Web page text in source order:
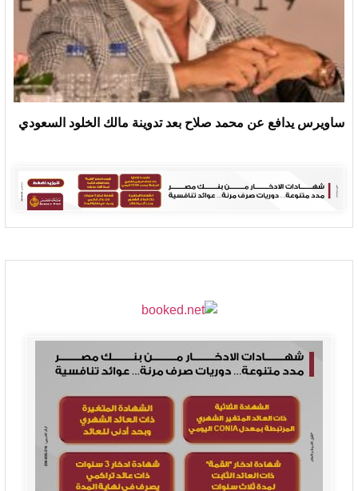
ساويرس يدافع عن محمد صلاح بعد تدوينة مالك الخلود السعودي